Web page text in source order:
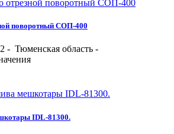
поворотный СОП-400
- Тюменская область -
IDL-81300.